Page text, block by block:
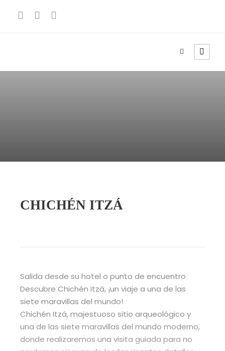
CHICHÉN ITZÁ
Salida desde su hotel o punto de encuentro
Descubre Chichén Itzá, ¡un viaje a una de las
siete maravillas del mundo!
Chichén Itzá, majestuoso sitio arqueológico y
una de las siete maravillas del mundo moderno,
donde realizaremos una visita guiada para no